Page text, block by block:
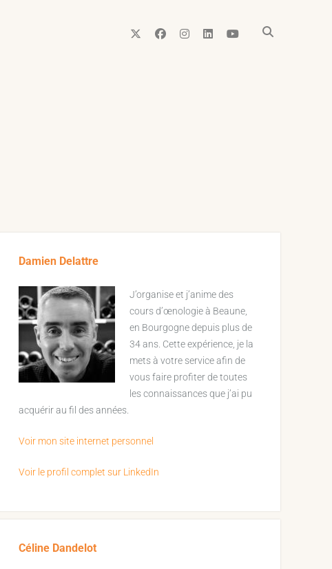
twitter facebookinstagram
linkedinyoutube
Damien Delattre
J’organise et j’anime des
cours d’œnologie à Beaune,
en Bourgogne depuis plus de
34 ans. Cette expérience, je la
mets à votre service afin de
vous faire profiter de toutes
les connaissances que j’ai pu
acquérir au fil des années.
Voir mon site internet personnel
Voir le profil complet sur LinkedIn
Céline Dandelot